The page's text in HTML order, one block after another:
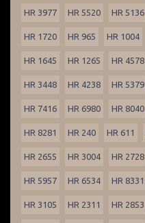
HR 3977 HR 5520 HR 5136
HR 1720 HR 965 HR 1004
HR 1645 HR 1265 HR 4578
HR 3448 HR 4238 HR 5379
HR 7416 HR 6980 HR 8040
HR 8281 HR 240 HR 611
HR 2655 HR 3004 HR 2728
HR 5957 HR 6534 HR 8331
HR 3105 HR 2311 HR 2853